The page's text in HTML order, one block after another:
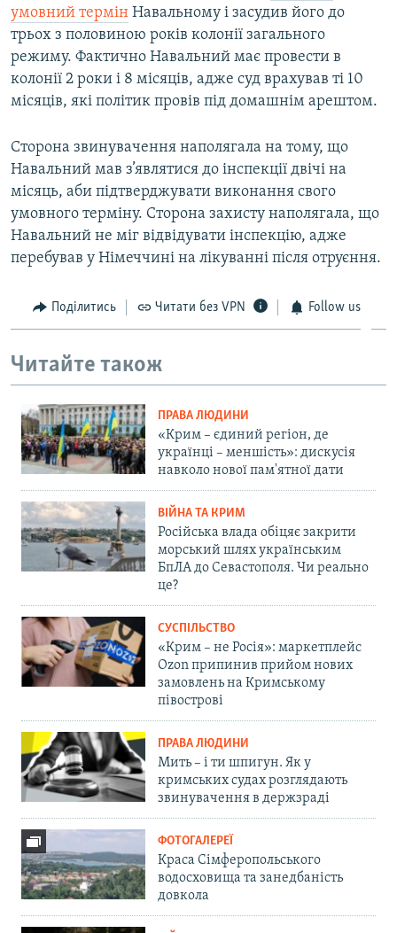
умовний термін Навальному і засудив його до
трьох з половиною років колонії загального
режиму. Фактично Навальний має провести в
колонії 2 роки і 8 місяців, адже суд врахував ті 10
місяців, які політик провів під домашнім арештом.
Сторона звинувачення наполягала на тому, що
Навальний мав з’являтися до інспекції двічі на
місяць, аби підтверджувати виконання свого
умовного терміну. Сторона захисту наполягала, що
Навальний не міг відвідувати інспекцію, адже
перебував у Німеччині на лікуванні після отруєння.
Поділитись Читати без VPN Follow us
Читайте також
ПРАВА ЛЮДИНИ
«Крим – єдиний регіон, де
українці – меншість»: дискусія
навколо нової пам'ятної дати
ВІЙНА ТА КРИМ
Російська влада обіцяє закрити
морський шлях українським
БпЛА до Севастополя. Чи реально
це?
СУСПІЛЬСТВО
«Крим – не Росія»: маркетплейс
Ozon припинив прийом нових
замовлень на Кримському
півострові
ПРАВА ЛЮДИНИ
Мить – і ти шпигун. Як у
кримських судах розглядають
звинувачення в держзраді
ФОТОГАЛЕРЕЇ
Краса Сімферопольського
водосховища та занедбаність
довкола